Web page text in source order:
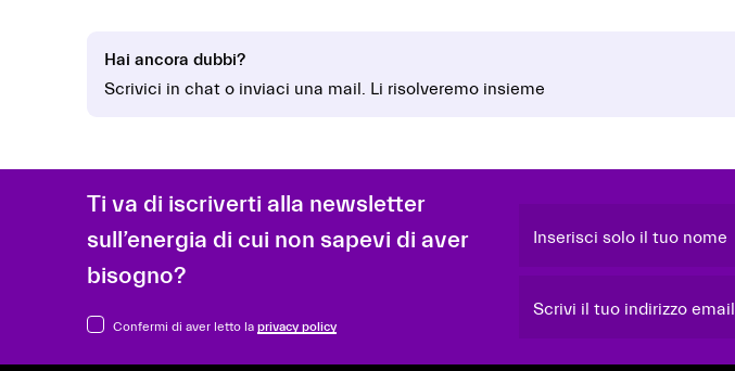
Hai ancora dubbi?
Scrivici in chat o inviaci una mail. Li risolveremo insieme
Ti va di iscriverti alla newsletter
sull’energia di cui non sapevi di aver
bisogno?
Confermi di aver letto la privacy policy
Inserisci solo il tuo nome
Scrivi il tuo indirizzo email